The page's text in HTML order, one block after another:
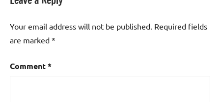
Your email address will not be published. Required fields
are marked *
Comment*